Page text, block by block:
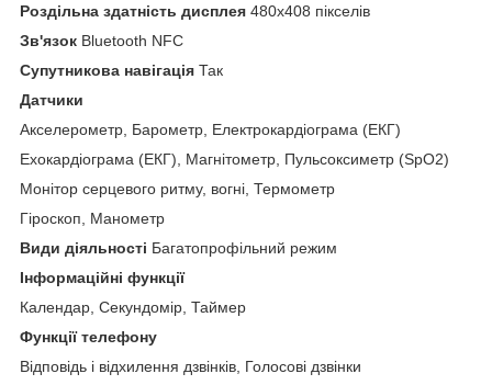
Роздільна здатність дисплея 480x408 пікселів
Зв'язок Bluetooth NFC
Супутникова навігація Так
Датчики
Акселерометр, Барометр, Електрокардіограма (ЕКГ)
Ехокардіограма (ЕКГ), Магнітометр, Пульсоксиметр (SpO2)
Монітор серцевого ритму, вогні, Термометр
Гіроскоп, Манометр
Види діяльності Багатопрофільний режим
Інформаційні функції
Календар, Секундомір, Таймер
Функції телефону
Відповідь і відхилення дзвінків, Голосові дзвінки